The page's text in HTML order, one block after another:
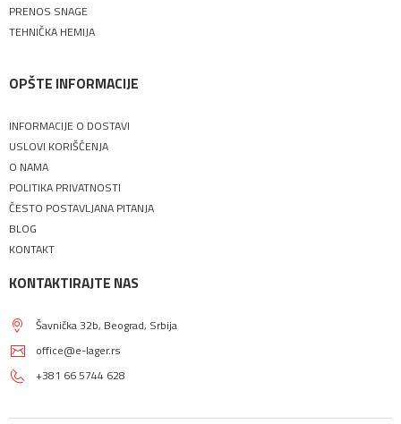
PRENOS SNAGE
TEHNIČKA HEMIJA
OPŠTE INFORMACIJE
INFORMACIJE O DOSTAVI
USLOVI KORIŠĆENJA
O NAMA
POLITIKA PRIVATNOSTI
ČESTO POSTAVLJANA PITANJA
BLOG
KONTAKT
KONTAKTIRAJTE NAS
Šavnička 32b, Beograd, Srbija
office@e-lager.rs
+381 66 5744 628